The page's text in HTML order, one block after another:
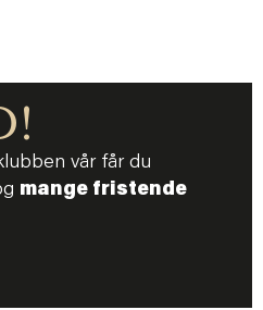
vår får du
mange fristende